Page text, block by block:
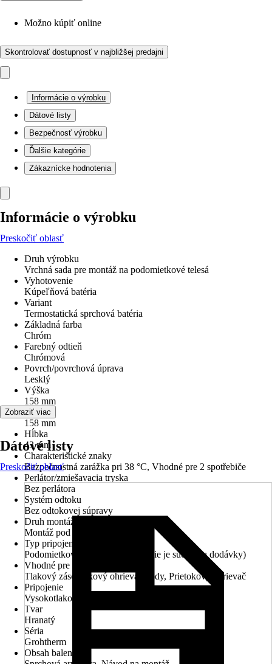
Možno kúpiť online
Skontrolovať dostupnosť v najbližšej predajni
Informácie o výrobku
Dátové listy
Bezpečnosť výrobku
Ďalšie kategórie
Zákaznícke hodnotenia
Informácie o výrobku
Preskočiť oblasť
Druh výrobku
Vrchná sada pre montáž na podomietkové telesá
Vyhotovenie
Kúpeľňová batéria
Variant
Termostatická sprchová batéria
Základná farba
Chróm
Farebný odtieň
Chrómová
Povrch/povrchová úprava
Lesklý
Výška
158 mm
Šírka
158 mm
Hĺbka
43 mm
Charakteristické znaky
Bezpečnostná zarážka pri 38 °C, Vhodné pre 2 spotřebiče
Perlátor/zmiešavacia tryska
Bez perlátora
Systém odtoku
Bez odtokovej súpravy
Druh montáže
Montáž pod omietku
Typ pripojenia
Podomietkové inštalačné teleso (nie je súčasťou dodávky)
Vhodné pre
Tlakový zásobníkový ohrievač vody, Prietokový ohrievač
Pripojenie
Vysokotlakové - tlakové
Tvar
Hranatý
Séria
Grohtherm
Obsah balenia
Zobraziť viac
Dátové listy
Preskočiť oblasť